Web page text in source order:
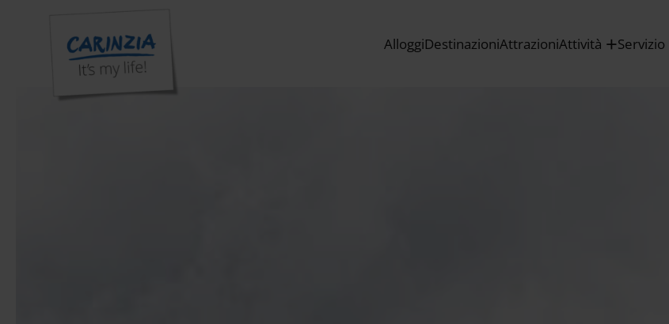
AlloggiDestinazioniAttrazioniAttività Servizio